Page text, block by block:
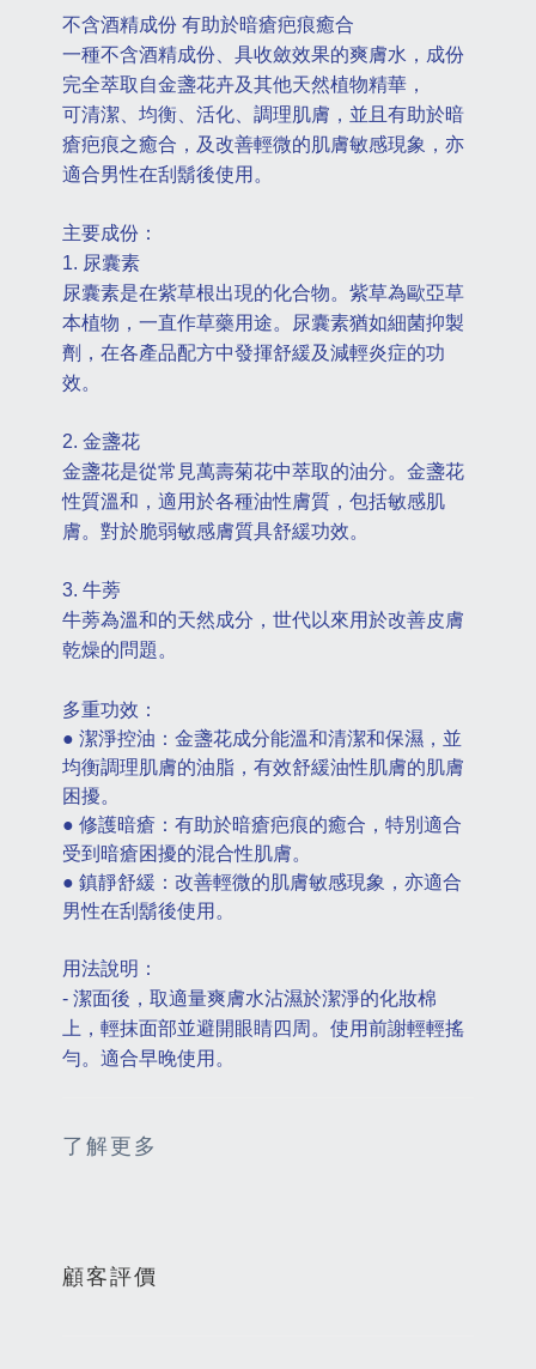
不含酒精成份 有助於暗瘡疤痕癒合
一種不含酒精成份、具收斂效果的爽膚水，成份
完全萃取自金盞花卉及其他天然植物精華，
可清潔、均衡、活化、調理肌膚，並且有助於暗
瘡疤痕之癒合，及改善輕微的肌膚敏感現象，亦
適合男性在刮鬍後使用。
主要成份：
1. 尿囊素
尿囊素是在紫草根出現的化合物。紫草為歐亞草
本植物，一直作草藥用途。尿囊素猶如細菌抑製
劑，在各產品配方中發揮舒緩及減輕炎症的功
效。
2. 金盞花
金盞花是從常見萬壽菊花中萃取的油分。金盞花
性質溫和，適用於各種油性膚質，包括敏感肌
膚。對於脆弱敏感膚質具舒緩功效。
3. 牛蒡
牛蒡為溫和的天然成分，世代以來用於改善皮膚
乾燥的問題。
多重功效：
● 潔淨控油：金盞花成分能溫和清潔和保濕，並
均衡調理肌膚的油脂，有效舒緩油性肌膚的肌膚
困擾。
● 修護暗瘡：有助於暗瘡疤痕的癒合，特別適合
受到暗瘡困擾的混合性肌膚。
● 鎮靜舒緩：改善輕微的肌膚敏感現象，亦適合
男性在刮鬍後使用。
用法說明：
- 潔面後，取適量爽膚水沾濕於潔淨的化妝棉
上，輕抹面部並避開眼睛四周。使用前謝輕輕搖
勻。適合早晚使用。
了解更多
顧客評價